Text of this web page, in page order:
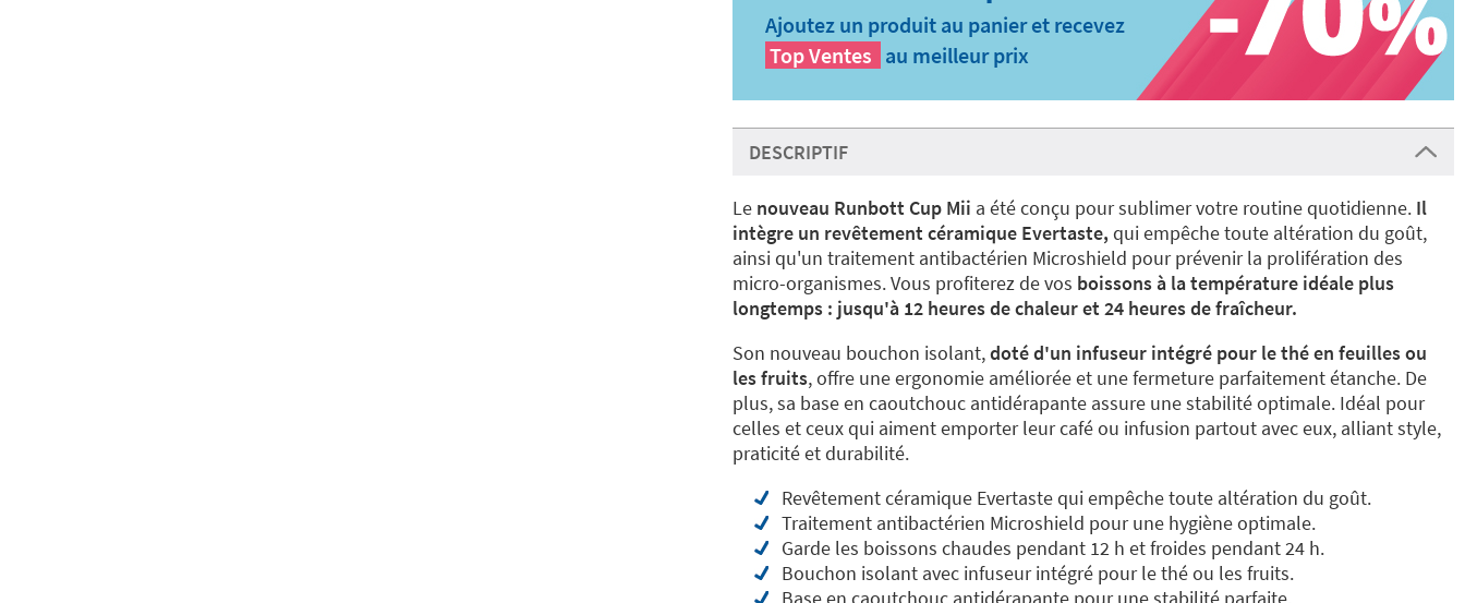
Ajoutez un produit au panier et recevez
Top Ventes au meilleur prix
DESCRIPTIF
Le nouveau Runbott Cup Mii a été conçu pour sublimer votre routine quotidienne. Il
intègre un revêtement céramique Evertaste, qui empêche toute altération du goût,
ainsi qu'un traitement antibactérien Microshield pour prévenir la prolifération des
micro-organismes. Vous profiterez de vos boissons à la température idéale plus
longtemps : jusqu'à 12 heures de chaleur et 24 heures de fraîcheur.
Son nouveau bouchon isolant,doté d'un infuseur intégré pour le thé en feuilles ou
les fruits, offre une ergonomie améliorée et une fermeture parfaitement étanche. De
plus, sa base en caoutchouc antidérapante assure une stabilité optimale. Idéal pour
celles et ceux qui aiment emporter leur café ou infusion partout avec eux, alliant style,
praticité et durabilité.
Revêtement céramique Evertaste qui empêche toute altération du goût.
Traitement antibactérien Microshield pour une hygiène optimale.
Garde les boissons chaudes pendant 12 h et froides pendant 24 h.
Bouchon isolant avec infuseur intégré pour le thé ou les fruits.